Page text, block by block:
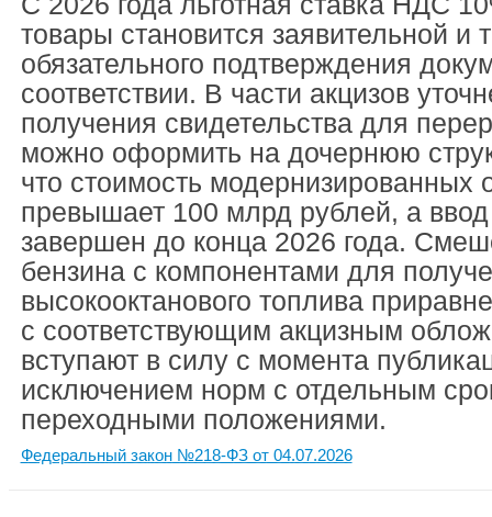
товары становится заявительной и
обязательного подтверждения
соответствии. В части акцизов
получения свидетельства для
можно оформить на дочернюю
что стоимость модернизированных
превышает 100 млрд рублей, а
завершен до конца 2026 года.
бензина с компонентами для
высокооктанового топлива
с соответствующим акцизным
вступают в силу с момента
исключением норм с отдельным
переходными положениями.
Федеральный закон №218-ФЗ от 04.07.2026